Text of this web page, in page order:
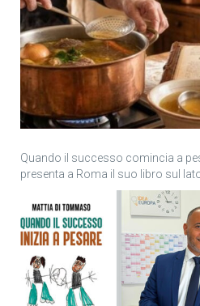
Quando il successo comincia a
presenta a Roma il suo libro sul